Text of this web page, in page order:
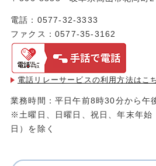
電話：0577-32-3333
ファクス：0577-35-3162
電話リレーサービスの利用方法は こ
業務時間：平日午前8時30分から午
※土曜日、日曜日、祝日、年末年始
日）を除く